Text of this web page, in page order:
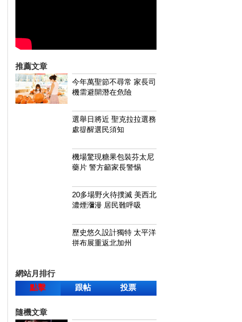
推薦文章
今年萬聖節不尋常 家長司
機需避開潛在危險
選舉日將近 聖克拉拉選務
處提醒選民須知
機場驚現糖果包裝芬太尼
藥片 警方籲家長警惕
20多場野火待撲滅 美西北
濃煙瀰漫 居民難呼吸
歷史悠久設計獨特 太平洋
拼布展重返北加州
網站月排行
點擊
跟帖 投票
隨機文章